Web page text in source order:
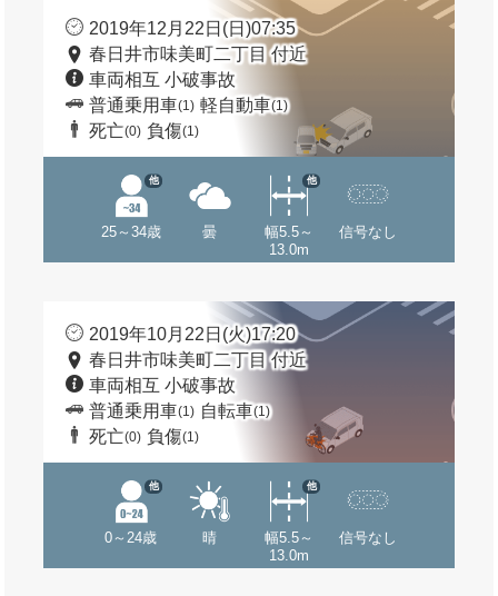
2019年12月22日(日)07:35
春日井市味美町二丁目 付近
車両相互 小破事故
普通乗用車(1) 軽自動車(1)
死亡(0) 負傷(1)
25～34歳
他
曇
幅5.5～
13.0m
他
信号なし
2019年10月22日(火)17:20
春日井市味美町二丁目 付近
車両相互 小破事故
普通乗用車(1) 自転車(1)
死亡(0) 負傷(1)
0～24歳
他
晴
幅5.5～
13.0m
他
信号なし